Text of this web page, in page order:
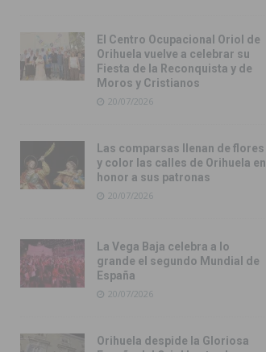
El Centro Ocupacional Oriol de
Orihuela vuelve a celebrar su
Fiesta de la Reconquista y de
Moros y Cristianos
20/07/2026
Las comparsas llenan de flores
y color las calles de Orihuela en
honor a sus patronas
20/07/2026
La Vega Baja celebra a lo
grande el segundo Mundial de
España
20/07/2026
Orihuela despide la Gloriosa